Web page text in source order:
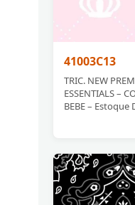
41003C13
TRIC. NEW
ESSENTIALS –
BEBE –